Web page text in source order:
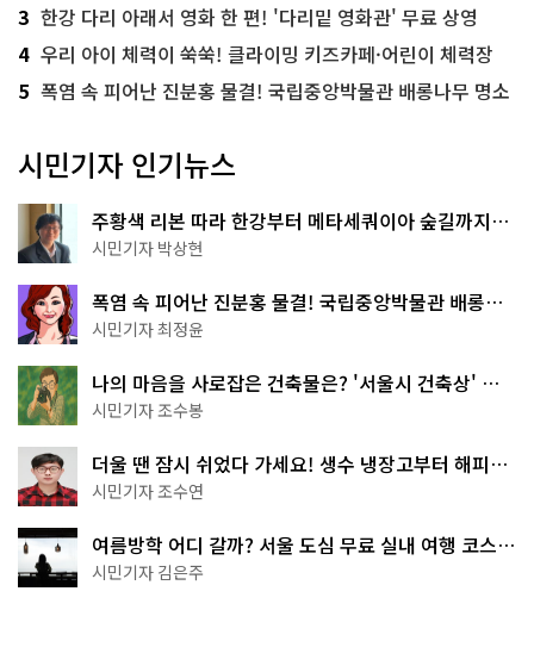
3 한강 다리 아래서 영화 한 편! '다리밑 영화관' 무료 상영
4 우리 아이 체력이 쑥쑥! 클라이밍 키즈카페·어린이 체력장
5 폭염 속 피어난 진분홍 물결! 국립중앙박물관 배롱나무 명소
시민기자 인기뉴스
주황색 리본 따라 한강부터 메타세쿼이아 숲길까지…
서울둘레길 15코스
시민기자 박상현
폭염 속 피어난 진분홍 물결! 국립중앙박물관 배롱나
무 명소
시민기자 최정윤
나의 마음을 사로잡은 건축물은? '서울시 건축상' 수
상작 공개!
시민기자 조수봉
더울 땐 잠시 쉬었다 가세요! 생수 냉장고부터 해피소
·무더위쉼터까지
시민기자 조수연
여름방학 어디 갈까? 서울 도심 무료 실내 여행 코스
추천
시민기자 김은주